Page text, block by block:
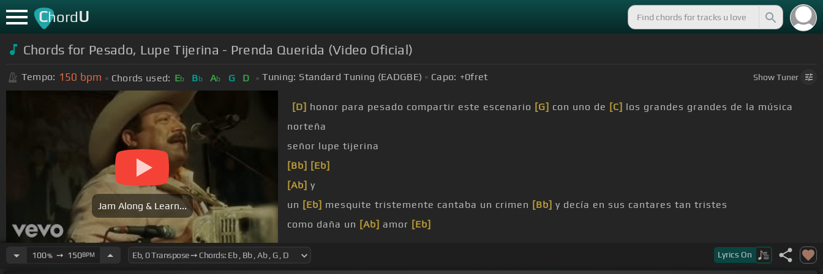
ChordU
Chords for Pesado, Lupe Tijerina - Prenda Querida (Video Oficial)
Tempo: 150 bpm Chords used: Eb Bb Ab G D Tuning: Standard Tuning (EADGBE) Capo: +0fret ShowTuner
Jam Along & Learn...
[D] honor para pesado compartir este escenario [G] con uno de [C] los grandes grandes de la música
norteña
señor lupe tijerina
[Bb] [Eb]
[Ab] y
un [Eb] mesquite tristemente cantaba un crimen [Bb] y decía en sus cantares tan tristes
como daña un [Ab] amor [Eb]
100%➙ 150BPM Lyrics On